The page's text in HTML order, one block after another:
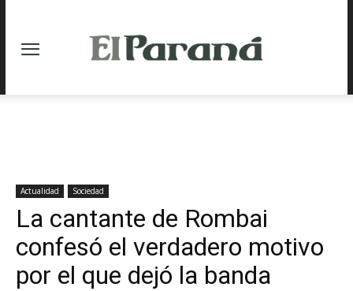
Actualidad Sociedad
La cantante de Rombai
confesó el verdadero motivo
por el que dejó la banda